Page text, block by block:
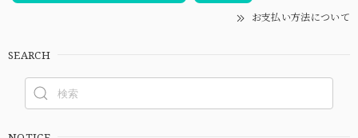
お支払い方法について
SEARCH